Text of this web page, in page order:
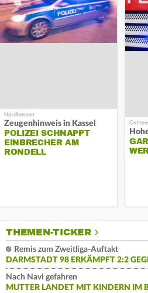
Zeugenhinweis in Kassel
POLIZEI SCHNAPPT
EINBRECHER AM
RONDELL
THEMEN-TICKER
Remis zum Zweitliga-Auftakt
DARMSTADT 98 ERKÄMPFT 2:2
Nach Navi gefahren
MUTTER LANDET MIT KINDERN IM